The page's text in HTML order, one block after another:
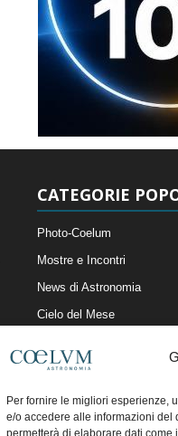
Per fornire le migliori esperienze,
e/o accedere alle informazioni del
permetterà di elaborare dati
CATEGORIE
Photo-Coelum
Mostre e Incontri
News di Astronomia
Cielo del Mese
Articoli e Risorse On-Line
Il Blog della Redazione